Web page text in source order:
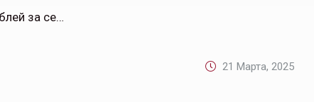
/ На аллергию по 10 тыс. рублей за сезон: ВСК выяснил средние траты россиян на лекарства от поллиноза
21 Марта, 2025